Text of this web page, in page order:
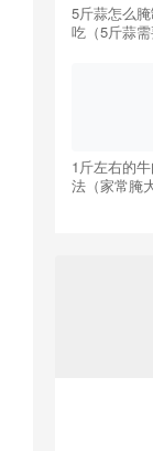
5斤蒜怎么
吃（5斤蒜
1斤左右的
法（家常腌